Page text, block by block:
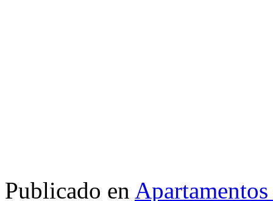
Publicado en